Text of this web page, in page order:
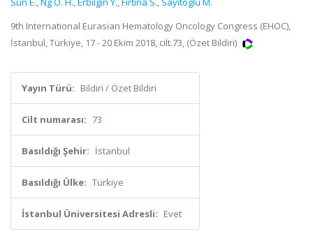
9th International Eurasian Hematology Oncology Congress (EHOC),
İstanbul, Türkiye, 17 - 20 Ekim 2018, cilt.73, (Özet Bildiri)
Yayın Türü: Bildiri / Özet Bildiri
Cilt numarası: 73
Basıldığı Şehir: İstanbul
Basıldığı Ülke: Türkiye
İstanbul Üniversitesi Adresli: Evet